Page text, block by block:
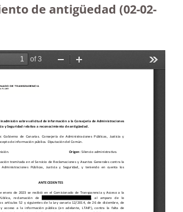
de antigüedad (02-02-